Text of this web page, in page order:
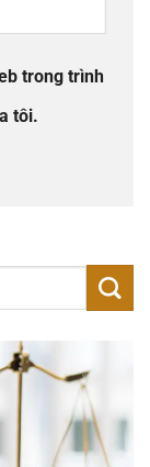
trong trình
tôi.